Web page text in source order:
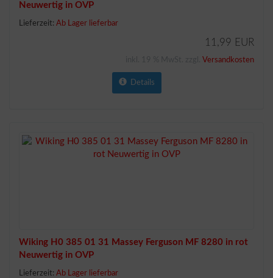
Neuwertig in OVP
Lieferzeit: Ab Lager lieferbar
11,99 EUR
Versandkosten
Details
Wiking H0 385 01 31 Massey Ferguson MF 8280 in rot
Neuwertig in OVP
Lieferzeit: Ab Lager lieferbar